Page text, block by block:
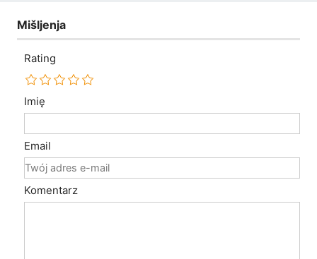
Mišljenja
Rating
Imię
Email
Komentarz